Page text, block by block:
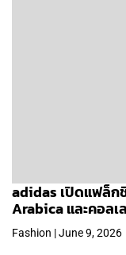
adidas เปิดแฟล็ก
Arabica และคอลเ
Fashion | June 9, 2026